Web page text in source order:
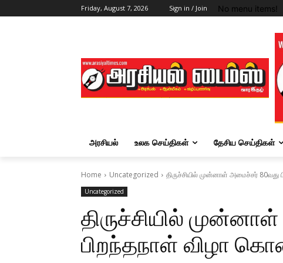
Friday, August 7, 2026 Sign in / Join No menu items!
அரசியல் உலக செய்திகள் தேசிய செய்திகள்
Home Uncategorized திருச்சியில் முன்னாள் அமைச்சர்
Uncategorized
திருச்சியில்
பிறந்தநாள் விழா